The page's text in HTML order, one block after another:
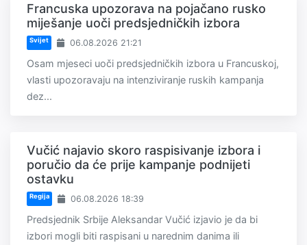
Francuska upozorava na pojačano rusko
miješanje uoči predsjedničkih izbora
Svijet 06.08.2026 21:21
Osam mjeseci uoči predsjedničkih izbora u Francuskoj,
vlasti upozoravaju na intenziviranje ruskih kampanja
dez...
Vučić najavio skoro raspisivanje izbora i
poručio da će prije kampanje podnijeti
ostavku
Regija 06.08.2026 18:39
Predsjednik Srbije Aleksandar Vučić izjavio je da bi
izbori mogli biti raspisani u narednim danima ili